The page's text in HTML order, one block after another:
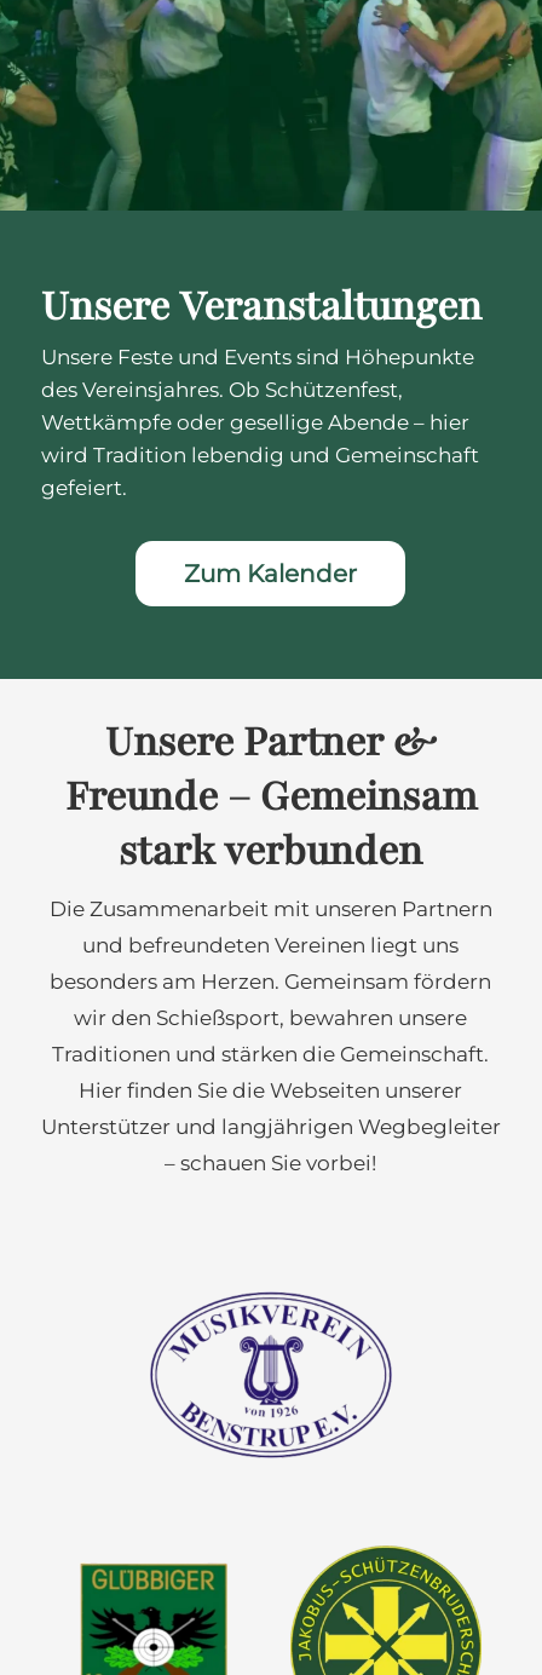
Unsere Veranstaltungen
Unsere Feste und Events sind Höhepunkte
des Vereinsjahres. Ob Schützenfest,
Wettkämpfe oder gesellige Abende – hier
wird Tradition lebendig und Gemeinschaft
gefeiert.
Zum Kalender
Unsere Partner &
Freunde – Gemeinsam
stark verbunden
Die Zusammenarbeit mit unseren Partnern
und befreundeten Vereinen liegt uns
besonders am Herzen. Gemeinsam fördern
wir den Schießsport, bewahren unsere
Traditionen und stärken die Gemeinschaft.
Hier finden Sie die Webseiten unserer
Unterstützer und langjährigen Wegbegleiter
– schauen Sie vorbei!